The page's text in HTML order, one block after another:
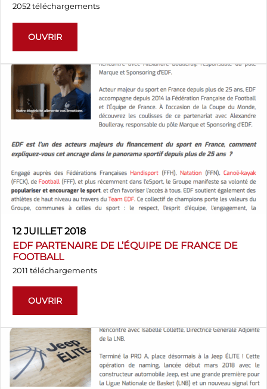
2052 téléchargements
OUVRIR
12 JUILLET 2018
EDF PARTENAIRE DE L’ÉQUIPE DE FRANCE DE
FOOTBALL
2011 téléchargements
OUVRIR